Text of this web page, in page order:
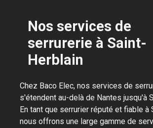
Nos services de
serrurerie à Saint-
Herblain
Chez Baco Elec, nos services de
s'étendent au-delà de Nantes jusqu'à
En tant que serrurier réputé et fiable à
nous offrons une large gamme de